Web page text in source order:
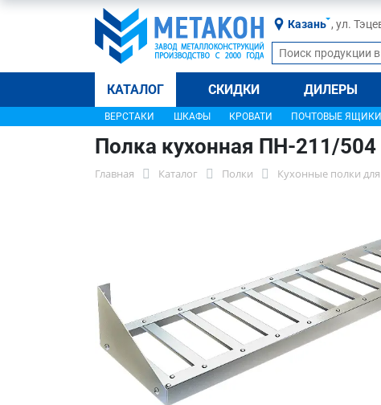
Казань , ул.
КАТАЛОГ СКИДКИ ДИЛЕРЫ
ВЕРСТАКИ ШКАФЫ КРОВАТИ ПОЧТОВЫЕ ЯЩИКИ
Полка кухонная ПН-211/504
Главная Каталог Полки Кухонные полки